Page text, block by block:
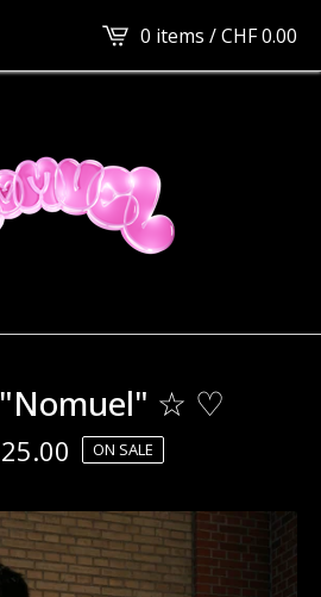
0 items /CHF0.00
☆ ♡
25.00 ON SALE